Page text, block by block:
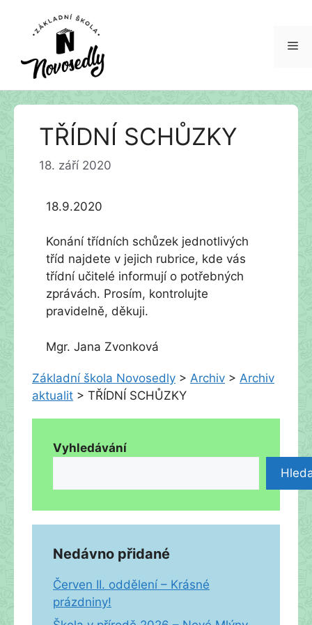
Přeskočit
TŘÍDNÍ SCHŮZKY
18. září 2020
18.9.2020
Konání třídních schůzek jednotlivých
tříd najdete v jejich rubrice, kde vás
třídní učitelé informují o potřebných
zprávách. Prosím, kontrolujte
pravidelně, děkuji.
Mgr. Jana Zvonková
Základní škola Novosedly > Archiv > Archiv
aktualit > TŘÍDNÍ SCHŮZKY
Vyhledávání
Nedávno přidané
Červen II. oddělení – Krásné
prázdniny!